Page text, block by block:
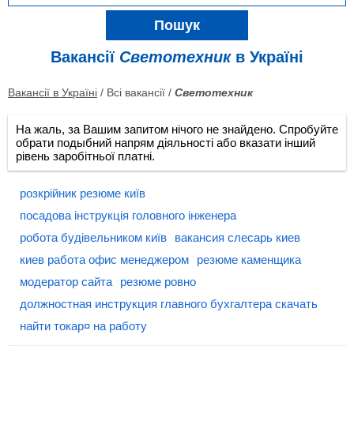
Пошук
Вакансії Светотехникв Україні
Вакансії в Україні / Всі вакансії / Светотехник
На жаль, за Вашим запитом нічого не знайдено. Спробуйте
обрати подыбний напрям діяльності або вказати інший
рівень заробітньої платні.
розкрійник резюме київ
посадова інструкція головного інженера
робота будівельником київ
вакансия слесарь киев
киев работа офис менеджером
резюме каменщика
модератор сайта
резюме ровно
должностная инструкция главного бухгалтера скачать
найти токар¤ на работу